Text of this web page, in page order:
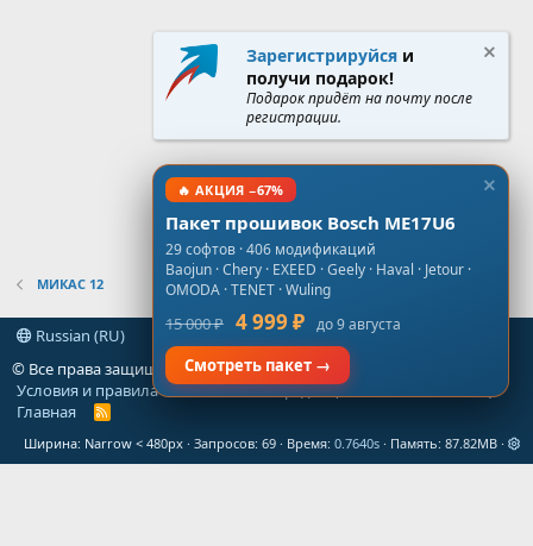
МИКАС 12
Russian (RU)
© Все права защищеныgt-forum.info
Условия и правила
Политика конфиденциальности
Помощь
Главная
R
S
Ширина Запросов 69 Время 0.7640s Память 87.82MB
Зарегистрируйся и
получи подарок!
Подарок придёт на почту после
регистрации.
🔥 АКЦИЯ −67%
Пакет прошивок Bosch ME17U6
29 софтов · 406 модификаций
Baojun · Chery · EXEED · Geely · Haval · Jetour ·
OMODA · TENET · Wuling
15 000 ₽ 4 999 ₽ до 9 августа
Смотреть пакет →